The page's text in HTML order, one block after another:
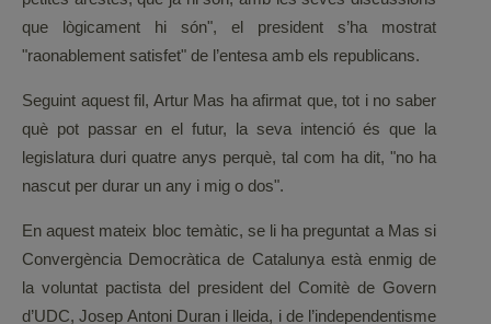
que lògicament hi són", el president s’ha mostrat
"raonablement satisfet" de l’entesa amb els republicans.
Seguint aquest fil, Artur Mas ha afirmat que, tot i no saber
què pot passar en el futur, la seva intenció és que la
legislatura duri quatre anys perquè, tal com ha dit, "no ha
nascut per durar un any i mig o dos".
En aquest mateix bloc temàtic, se li ha preguntat a Mas si
Convergència Democràtica de Catalunya està enmig de
la voluntat pactista del president del Comitè de Govern
d’UDC, Josep Antoni Duran i lleida, i de l’independentisme